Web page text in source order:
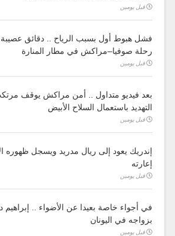
قبل يومين
فشل هبوط أول بسبب الرياح .. دقائق
رحلة صوفيا–مراكش في مطار المنارة
قبل يومين
بعد فيديو متداول .. أمن مراكش يوقف
التهديد باستعمال السلاح الأبيض
قبل يومين
إندريك يعود إلى ريال مدريد ويسجل ظهوره
إعارته
قبل يومين
في أجواء خاصة بعيدا عن الأضواء .. إبراهيم
بزواجه في اليونان
قبل يومين